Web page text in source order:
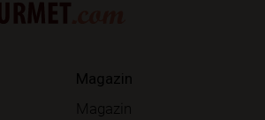
Magazin
Magazin